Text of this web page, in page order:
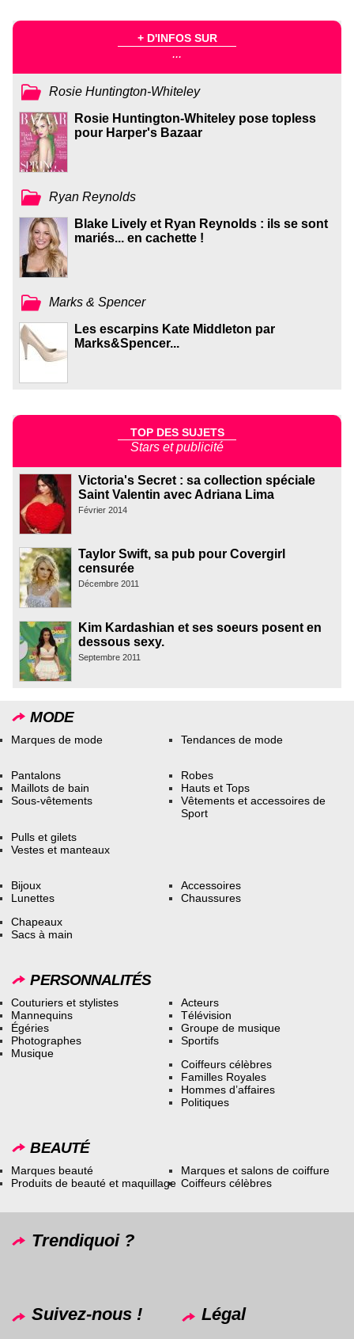
+ D'INFOS SUR
...
Rosie Huntington-Whiteley
Rosie Huntington-Whiteley pose topless
pour Harper's Bazaar
Ryan Reynolds
Blake Lively et Ryan Reynolds : ils se sont
mariés... en cachette !
Marks & Spencer
Les escarpins Kate Middleton par
Marks&Spencer...
TOP DES SUJETS
Stars et publicité
Victoria's Secret : sa collection spéciale
Saint Valentin avec Adriana Lima
Février 2014
Taylor Swift, sa pub pour Covergirl
censurée
Décembre 2011
Kim Kardashian et ses soeurs posent en
dessous sexy.
Septembre 2011
MODE
Marques de mode Tendances de mode
Pantalons
Maillots de bain
Sous-vêtements
Robes
Hauts et Tops
Vêtements et accessoires de
Sport
Pulls et gilets
Vestes et manteaux
Bijoux
Lunettes
Accessoires
Chaussures
Chapeaux
Sacs à main
PERSONNALITÉS
Couturiers et stylistes
Mannequins
Égéries
Photographes
Musique
Acteurs
Télévision
Groupe de musique
Sportifs
Coiffeurs célèbres
Familles Royales
Hommes d’affaires
Politiques
BEAUTÉ
Marques beauté
Produits de beauté et maquillage
Marques et salons de coiffure
Coiffeurs célèbres
Trendiquoi ?
Suivez-nous ! Légal